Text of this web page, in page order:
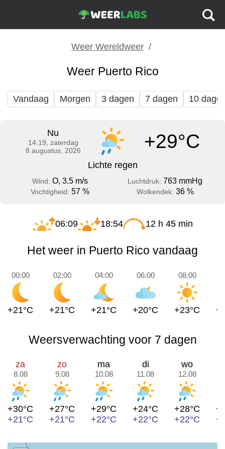
Weer Wereldweer
Weer Puerto Rico
Vandaag Morgen 3 dagen 7 dagen 10
Nu
14:19, zaterdag
8 augustus, 2026
+29°C
Lichte regen
Wind: O, 3.5 m/s Luchtdruk: 763 mmHg
Vochtigheid: 57 % Wolkendek: 36 %
06:09 18:54 12 h 45 min
Het weer in Puerto Rico vandaag
00:00
+21°C
02:00
+21°C
04:00
+21°C
06:00
+20°C
08:00
+23°C
Weersverwachting voor 7 dagen
za
8.08
+30°C
+21°C
zo
9.08
+27°C
+21°C
ma
10.08
+29°C
+22°C
di
11.08
+24°C
+22°C
wo
12.08
+28°C
+22°C